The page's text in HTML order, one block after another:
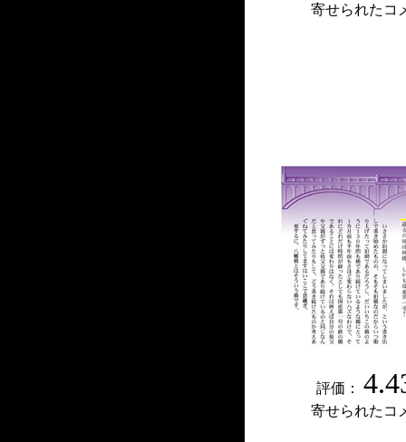
寄せられたコ
評価：
寄せられたコ